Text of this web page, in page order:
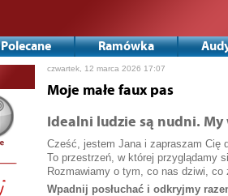
Polecane Ramówka
czwartek, 12 marca 2026 17:07
Moje małe faux pas
Idealni ludzie są nudni.
Cześć, jestem Jana i zapraszam Cię
To przestrzeń, w której przyglądamy
Rozmawiamy o tym, co nas dziwi,
Wpadnij posłuchać i odkryjmy
Nawigacja
po
wpisach